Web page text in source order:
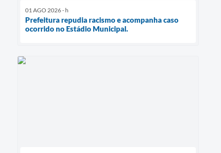
01 AGO 2026 - h
Prefeitura repudia racismo e acompanha caso
ocorrido no Estádio Municipal.